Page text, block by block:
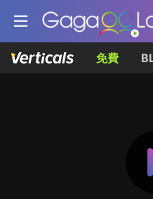
免費